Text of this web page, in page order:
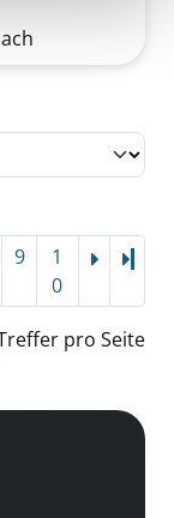
wartet anzeigen
9
1
0
pro Seite